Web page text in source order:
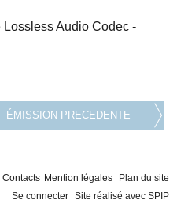
Lossless Audio Codec -
ÉMISSION PRECEDENTE
Contacts Mention légales
Plan du site
Se connecter Site réalisé avec SPIP